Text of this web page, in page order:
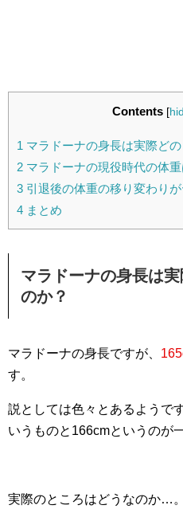
Contents [
1 マラドーナの身長は実際ど
2 マラドーナの現役時代の体
3 引退後の体重の移り変わりが
4 まとめ
マラドーナの身長は
のか？
マラドーナの身長ですが、
す。
説としては色々とあるようで
いうものと166cmというのが
実際のところはどうなのか…。